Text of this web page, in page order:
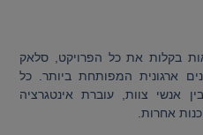
בקלות את כל הפרויקט, סלאק
ארגונית המפותחת ביותר. כל
אנשי צוות, עוברת אינטגרציה